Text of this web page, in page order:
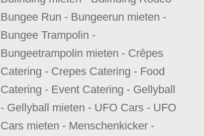
Bungee Run - Bungeerun mieten -
Bungee Trampolin -
Bungeetrampolin mieten - Crêpes
Catering - Crepes Catering - Food
Catering - Event Catering - Gellyball
- Gellyball mieten - UFO Cars - UFO
Cars mieten - Menschenkicker -